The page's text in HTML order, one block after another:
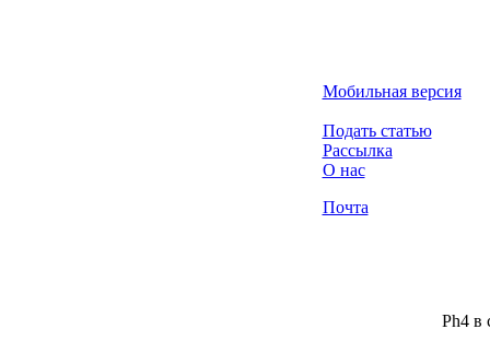
Мобильная версия
Подать статью
Рассылка
О нас
Почта
Ph4 в